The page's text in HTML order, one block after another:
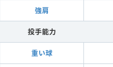
強肩
投手能力
重い球